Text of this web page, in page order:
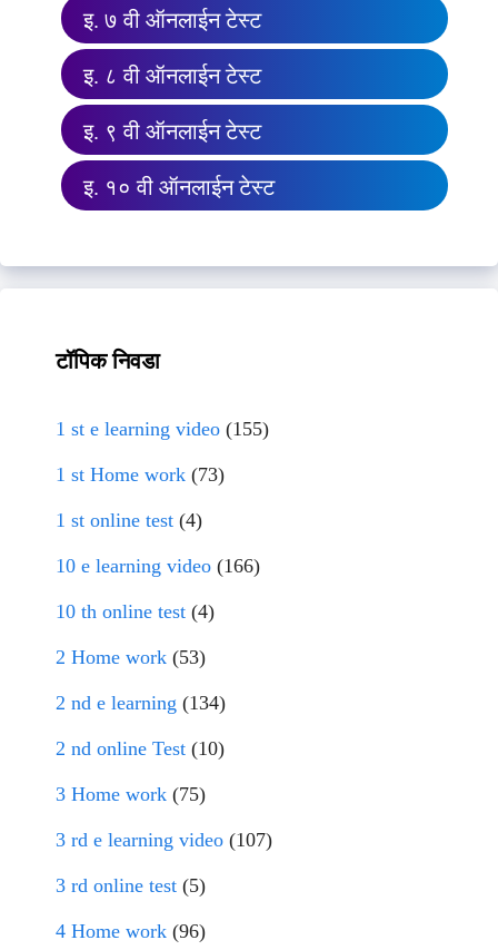
इ. ७ वी ऑनलाईन टेस्ट
इ. ८ वी ऑनलाईन टेस्ट
इ. ९ वी ऑनलाईन टेस्ट
इ. १० वी ऑनलाईन टेस्ट
टॉपिक निवडा
1 st e learning video (155)
1 st Home work (73)
1 st online test (4)
10 e learning video (166)
10 th online test (4)
2 Home work (53)
2 nd e learning (134)
2 nd online Test (10)
3 Home work (75)
3 rd e learning video (107)
3 rd online test (5)
4 Home work (96)